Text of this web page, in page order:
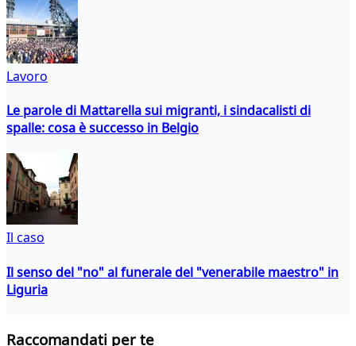
Lavoro
Le parole di Mattarella sui migranti, i sindacalisti di
spalle: cosa è successo in Belgio
Il caso
Il senso del "no" al funerale del "venerabile maestro" in
Liguria
Raccomandati per te